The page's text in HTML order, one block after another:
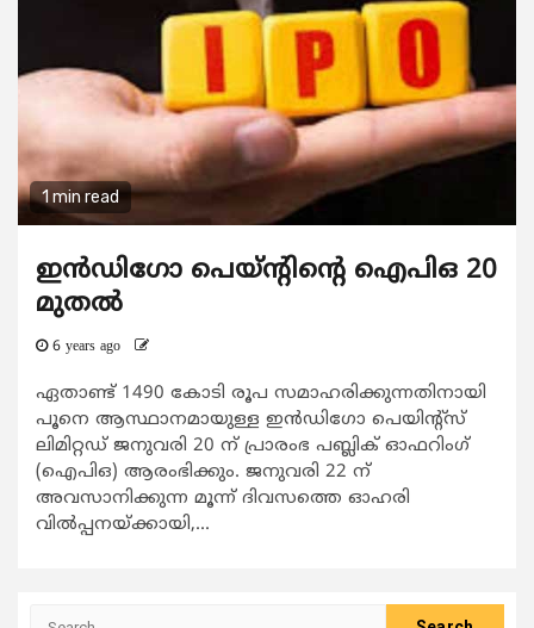
1 min read
ഇന്‍ഡിഗോ പെയ്ന്‍റിന്‍റെ ഐപിഒ 20
മുതല്‍
6 years ago
ഏതാണ്ട് 1490 കോടി രൂപ സമാഹരിക്കുന്നതിനായി
പൂനെ ആസ്ഥാനമായുള്ള ഇൻഡിഗോ പെയിന്‍റ്സ്
ലിമിറ്റഡ് ജനുവരി 20 ന് പ്രാരംഭ പബ്ലിക് ഓഫറിംഗ്
(ഐപിഒ) ആരംഭിക്കും. ജനുവരി 22 ന്
അവസാനിക്കുന്ന മൂന്ന് ദിവസത്തെ ഓഹരി
വിൽപ്പനയ്ക്കായി,...